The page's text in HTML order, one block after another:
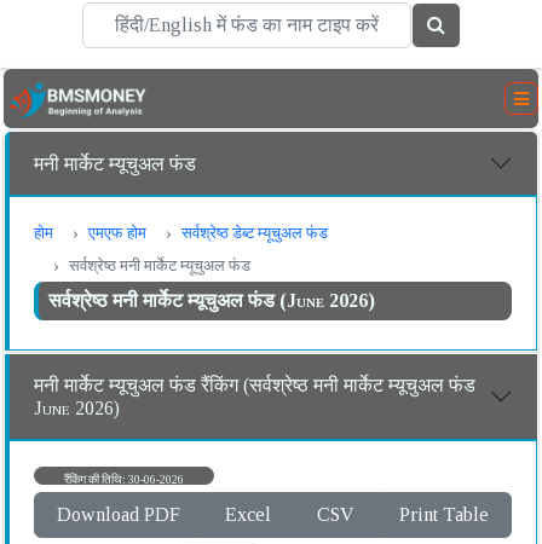
मनी मार्केट म्यूचुअल फंड
होम एमएफ होम
सर्वश्रेष्ठ डेब्ट म्यूचुअल फंड
सर्वश्रेष्ठ मनी मार्केट म्यूचुअल फंड
सर्वश्रेष्ठ मनी मार्केट म्यूचुअल फंड (June 2026)
मनी मार्केट म्यूचुअल फंड रैंकिंग (सर्वश्रेष्ठ मनी मार्केट म्यूचुअल फंड
June 2026)
रैंकिंग की तिथि: 30-06-2026
Download PDF Excel CSV Print Table